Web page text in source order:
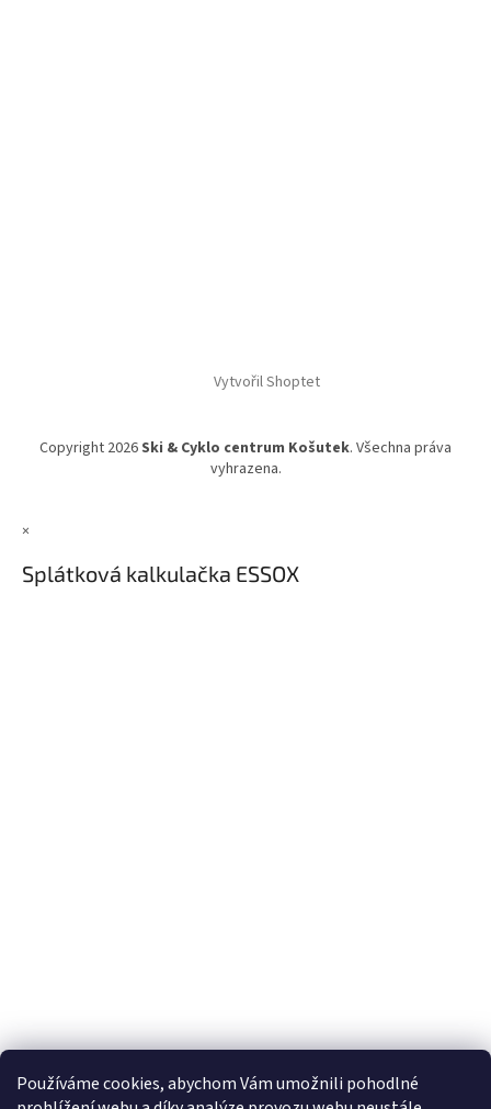
Používáme cookies, abychom Vám umožnili pohodlné
Vytvořil Shoptet
Copyright 2026Ski & Cyklo centrum Košutek. Všechna práva
vyhrazena.
×
Splátková kalkulačka ESSOX